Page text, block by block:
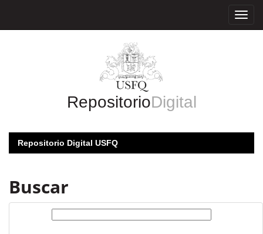
RepositorioDigital
Repositorio Digital USFQ
Buscar